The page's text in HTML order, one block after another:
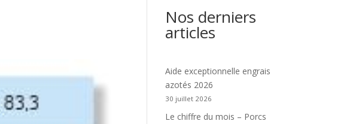
Nos derniers
articles
Aide exceptionnelle engrais
azotés 2026
30 juillet 2026
Le chiffre du mois – Porcs